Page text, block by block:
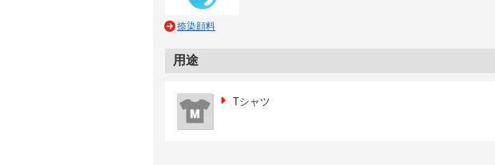
捺染顔料
用途
Tシャツ